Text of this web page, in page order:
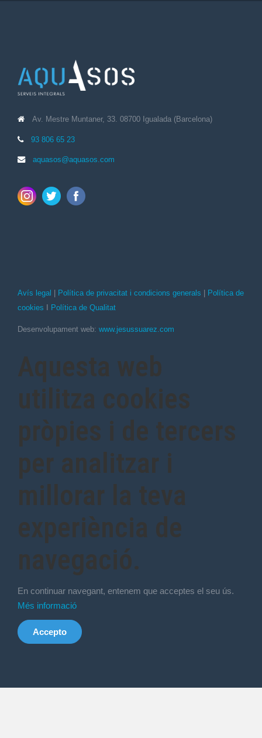
Av. Mestre Muntaner, 33. 08700 Igualada (Barcelona)
93 806 65 23
aquasos@aquasos.com
Avís legal Política de privacitat i condicions generals
Política de
cookies
Política de Qualitat
Desenvolupament web: www.jesussuarez.com
Aquesta web
utilitza cookies
pròpies i de tercers
per analitzar i
millorar la teva
experiència de
navegació.
En continuar navegant, entenem que acceptes el seu ús.
Més informació
Accepto